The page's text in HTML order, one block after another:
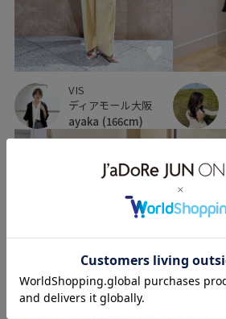
VIS
ディアモール大阪
ayaka (166cm)